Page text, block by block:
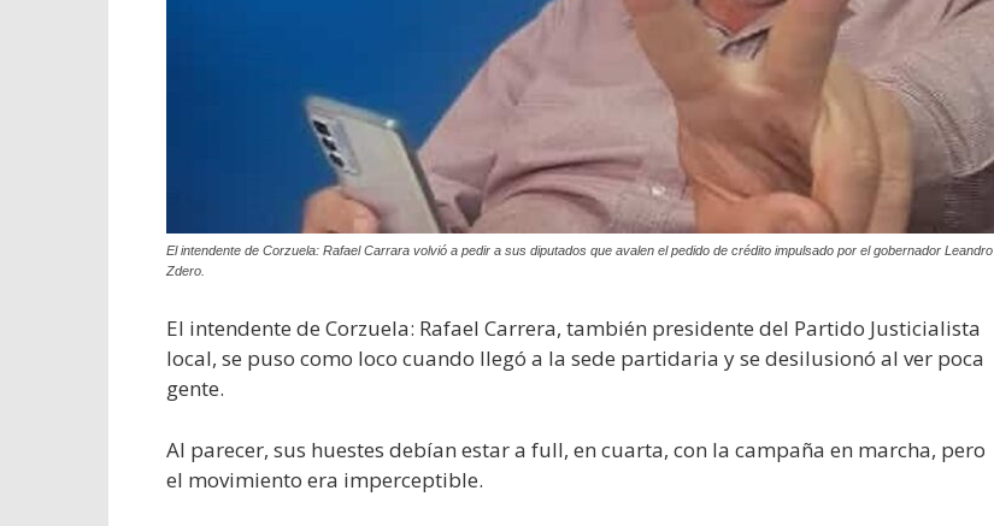
El intendente de Corzuela: Rafael Carrara volvió a pedir a sus diputados que avalen el pedido de crédito impulsado por el gobernador Leandro
Zdero.
El intendente de Corzuela: Rafael Carrera, también presidente del Partido Justicialista
local, se puso como loco cuando llegó a la sede partidaria y se desilusionó al ver poca
gente.
Al parecer, sus huestes debían estar a full, en cuarta, con la campaña en marcha, pero
el movimiento era imperceptible.